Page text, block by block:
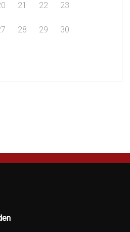
21 22 23
28 29 30